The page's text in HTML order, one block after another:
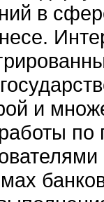
в
и
по